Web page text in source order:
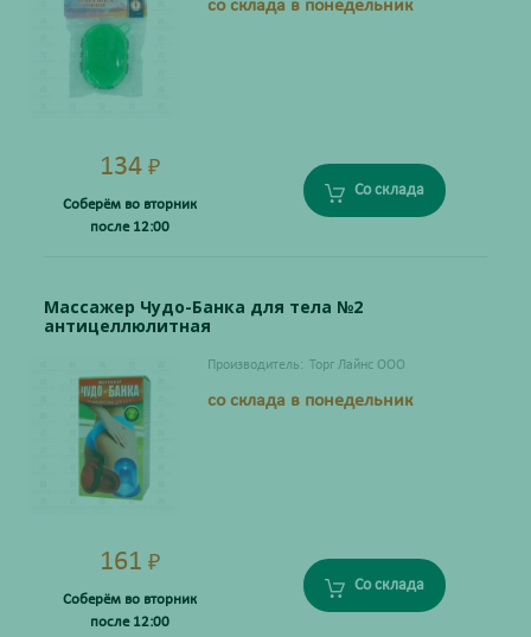
со склада в понедельник
134 ₽
Соберём во вторник
после 12:00
Со склада
Массажер Чудо-Банка для тела №2
антицеллюлитная
Производитель: Торг Лайнс ООО
со склада в понедельник
161 ₽
Соберём во вторник
после 12:00
Со склада